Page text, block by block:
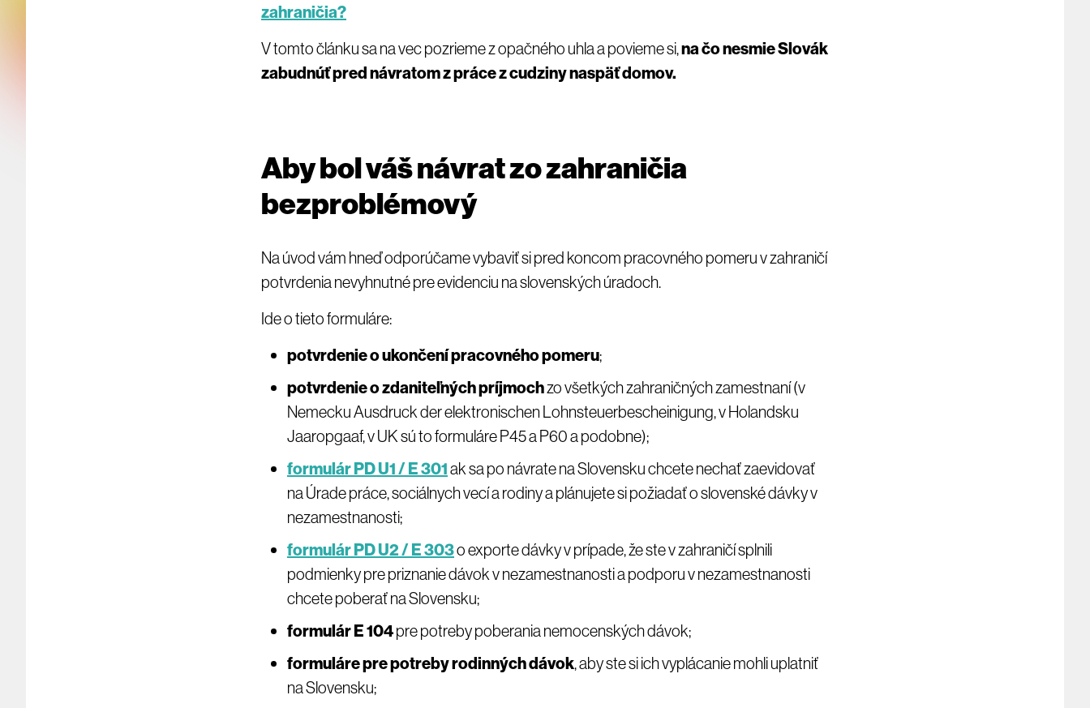
zahraničia?
V tomto článku sa na vec pozrieme z opačného uhla a povieme si,na čo nesmie Slovák
zabudnúť pred návratom z práce z cudziny naspäť domov.
Aby bol váš návrat zo zahraničia
bezproblémový
Na úvod vám hneď odporúčame vybaviť si pred koncom pracovného pomeru v zahraničí
potvrdenia nevyhnutné pre evidenciu na slovenských úradoch.
Ide o tieto formuláre:
potvrdenie o ukončení pracovného pomeru;
potvrdenie o zdaniteľných príjmochzo všetkých zahraničných zamestnaní (v
Nemecku Ausdruck der elektronischen Lohnsteuerbescheinigung, v Holandsku
Jaaropgaaf, v UK sú to formuláre P45 a P60 a podobne);
formulár PD U1 / E 301ak sa po návrate na Slovensku chcete nechať zaevidovať
na Úrade práce, sociálnych vecí a rodiny a plánujete si požiadať o slovenské dávky v
nezamestnanosti;
formulár PD U2 / E 303o exporte dávky v prípade, že ste v zahraničí splnili
podmienky pre priznanie dávok v nezamestnanosti a podporu v nezamestnanosti
chcete poberať na Slovensku;
formulár E 104pre potreby poberania nemocenských dávok;
formuláre pre potreby rodinných dávok, aby ste si ich vyplácanie mohli uplatniť
na Slovensku;